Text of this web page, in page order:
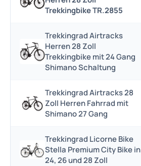
Trekkingbike TR.2855
Trekkingrad Airtracks
Herren 28 Zoll
Trekkingbike mit 24 Gang
Shimano Schaltung
Trekkingrad Airtracks 28
Zoll Herren Fahrrad mit
Shimano 27 Gang
Trekkingrad Licorne Bike
Stella Premium City Bike in
24, 26 und 28 Zoll